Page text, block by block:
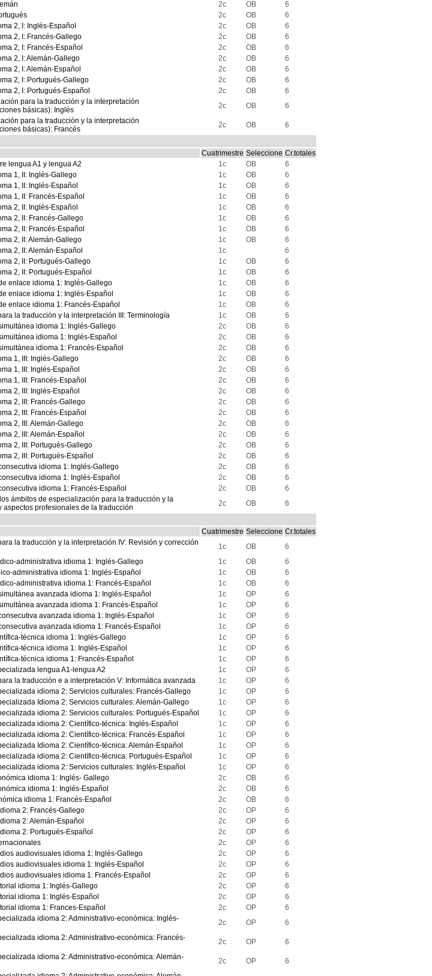
2c OB
6
2c OB
6
2, I: Inglés-Español 2c OB
6
2, I: Francés-Gallego 2c OB
6
2, I: Francés-Español 2c OB
6
2, I: Alemán-Gallego 2c OB
6
2, I: Alemán-Español 2c OB
6
2, I: Portugués-Gallego 2c OB
6
2, I: Portugués-Español 2c OB
6
para la traducción y la interpretación
básicas): Inglés
2c OB 6
para la traducción y la interpretación
básicas): Francés
2c OB 6
Cuatrimestre Seleccione Cr.totales
lengua A1 y lengua A2 1c OB
6
1, II: Inglés-Gallego 1c OB
6
1, II: Inglés-Español 1c OB
6
1, II: Francés-Español 1c OB
6
2, II: Inglés-Español 1c OB
6
2, II: Francés-Gallego 1c OB
6
2, II: Francés-Español 1c OB
6
2, II: Alemán-Gallego 1c OB
6
2, II: Alemán-Español 1c
6
2, II: Portugués-Gallego 1c OB
6
2, II: Portugués-Español 1c OB
6
enlace idioma 1: Inglés-Gallego 1c OB
6
enlace idioma 1: Inglés-Español 1c OB
6
enlace idioma 1: Francés-Español 1c OB
6
la traducción y la interpretación III: Terminología 1c OB
6
idioma 1: Inglés-Gallego 2c OB
6
idioma 1: Inglés-Español 2c OB
6
idioma 1: Francés-Español 2c OB
6
1, III: Inglés-Gallego 2c OB
6
1, III: Inglés-Español 2c OB
6
1, III: Francés-Español 2c OB
6
2, III: Inglés-Español 2c OB
6
2, III: Francés-Gallego 2c OB
6
2, III: Francés-Español 2c OB
6
2, III: Alemán-Gallego 2c OB
6
2, III: Alemán-Español 2c OB
6
2, III: Portugués-Gallego 2c OB
6
2, III: Portugués-Español 2c OB
6
idioma 1: Inglés-Gallego 2c OB
6
idioma 1: Inglés-Español 2c OB
6
idioma 1: Francés-Español 2c OB
6
ámbitos de especialización para la traducción y la
aspectos profesionales de la traducción
2c OB 6
Cuatrimestre Seleccione Cr.totales
la traducción y la interpretación IV: Revisión y corrección
1c OB
6
administrativa idioma 1: Inglés-Gallego 1c OB
6
administrativa idioma 1: Inglés-Español 1c OB
6
administrativa idioma 1: Francés-Español 1c OB
6
avanzada idioma 1: Inglés-Español 1c OP
6
avanzada idioma 1: Francés-Español 1c OP
6
avanzada idioma 1: Inglés-Español 1c OP
6
avanzada idioma 1: Francés-Español 1c OP
6
técnica idioma 1: Inglés-Gallego 1c OP
6
técnica idioma 1: Inglés-Español 1c OP
6
técnica idioma 1: Francés-Español 1c OP
6
lengua A1-lengua A2 1c OP
6
la traducción e a interpretación V: Informática avanzada 1c OP
6
idioma 2: Servicios culturales: Francés-Gallego 1c OP
6
Idioma 2: Servicios culturales: Alemán-Gallego 1c OP
6
idioma 2: Servicios culturales: Portugués-Español 1c OP
6
idioma 2: Científico-técnica: Inglés-Español 1c OP
6
idioma 2: Científico-técnica: Francés-Español 1c OP
6
Idioma 2: Científico-técnica: Alemán-Español 1c OP
6
idioma 2: Científico-técnica: Portugués-Español 1c OP
6
idioma 2: Servicios culturales: Inglés-Español 1c OP
6
idioma 1: Inglés- Gallego 2c OB
6
idioma 1: Inglés-Español 2c OB
6
idioma 1: Francés-Español 2c OB
6
2: Francés-Gallego 2c OP
6
2: Alemán-Español 2c OP
6
2: Portugués-Español 2c OP
6
2c OP
6
audiovisuales idioma 1: Inglés-Gallego 2c OP
6
audiovisuales idioma 1: Inglés-Español 2c OP
6
audiovisuales idioma 1: Francés-Español 2c OP
6
idioma 1: Inglés-Gallego 2c OP
6
idioma 1: Inglés-Español 2c OP
6
idioma 1: Frances-Español 2c OP
6
idioma 2: Administrativo-económica: Inglés-
2c OP 6
idioma 2: Administrativo-económica: Francés-
2c OP 6
idioma 2: Administrativo-económica: Alemán-
2c OP
6